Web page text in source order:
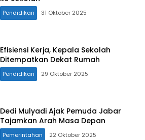
Pendidikan 31 Oktober 2025
Efisiensi Kerja, Kepala Sekolah
Ditempatkan Dekat Rumah
Pendidikan 29 Oktober 2025
Dedi Mulyadi Ajak Pemuda Jabar
Tajamkan Arah Masa Depan
Pemerintahan 22 Oktober 2025